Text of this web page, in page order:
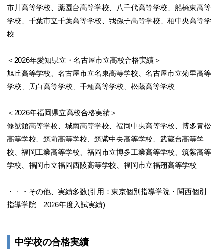
市川高等学校、薬園台高等学校、八千代高等学校、船橋東高等
学校、千葉市立千葉高等学校、我孫子高等学校、柏中央高等学
校
＜2026年愛知県立・名古屋市立高校合格実績＞
旭丘高等学校、名古屋市立名東高等学校、名古屋市立菊里高等
学校、天白高等学校、千種高等学校、松蔭高等学校
＜2026年福岡県立高校合格実績＞
修猷館高等学校、城南高等学校、福岡中央高等学校、博多青松
高等学校、筑前高等学校、筑紫中央高等学校、武蔵台高等学
校、福岡工業高等学校、福岡市立博多工業高等学校、筑紫高等
学校、福岡市立福岡西陵高等学校、福岡市立福翔高等学校
・・・その他、実績多数(引用：東京個別指導学院・関西個別
指導学院 2026年度入試実績)
中学校の合格実績